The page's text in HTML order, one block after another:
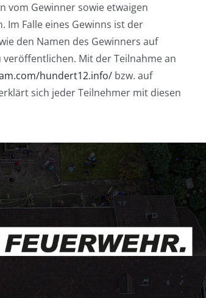
vom Gewinner sowie etwaigen
Falle eines Gewinns ist der
den Namen des Gewinners auf
veröffentlichen. Mit der Teilnahme an
hundert12.info/bzw. auf
sich jeder Teilnehmer mit diesen